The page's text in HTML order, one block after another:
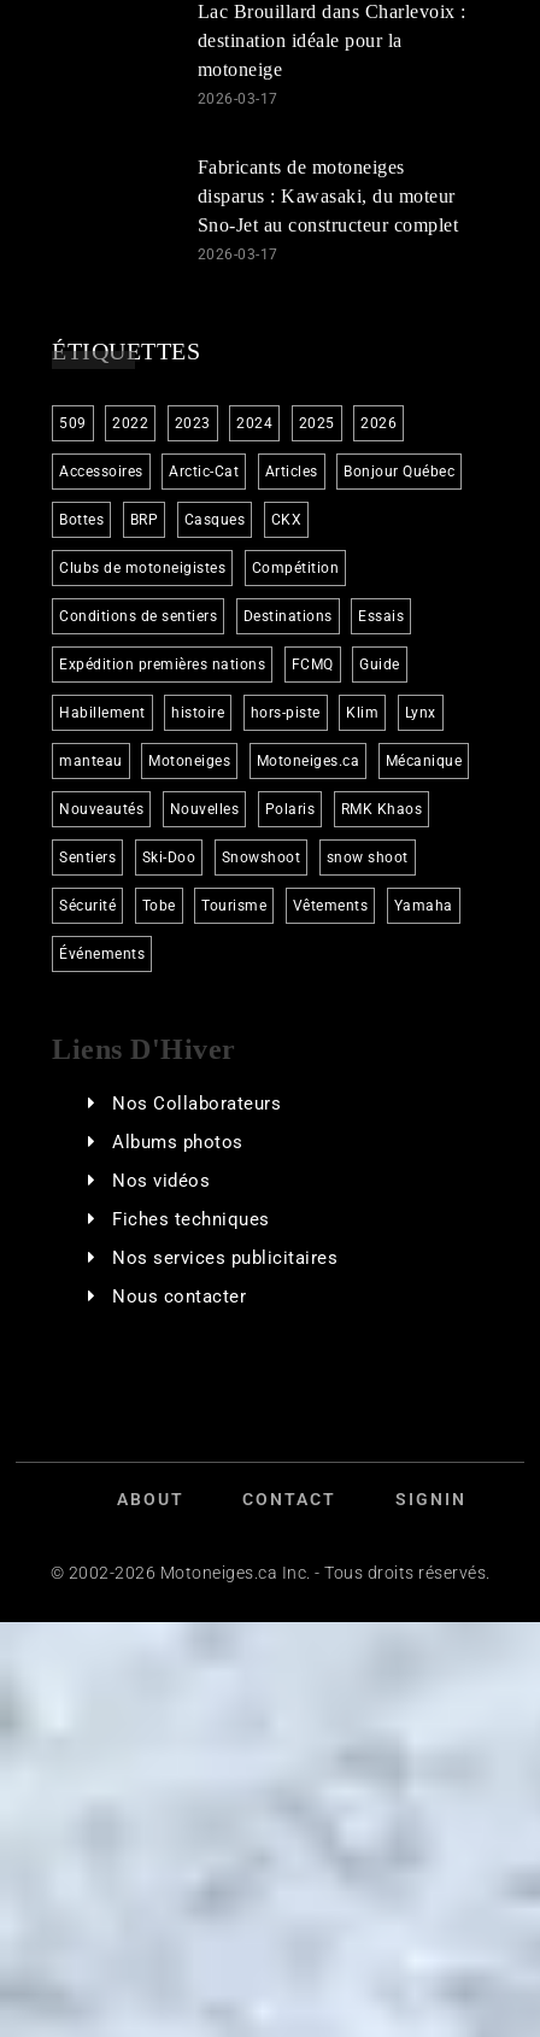
Lac Brouillard dans Charlevoix :
destination idéale pour la
motoneige
2026-03-17
Fabricants de motoneiges
disparus : Kawasaki, du moteur
Sno-Jet au constructeur complet
2026-03-17
ÉTIQUETTES
509 2022 2023 2024 2025 2026
Accessoires Arctic-Cat Articles Bonjour Québec
Bottes BRP Casques CKX
Clubs de motoneigistes Compétition
Conditions de sentiers Destinations Essais
Expédition premières nations FCMQ Guide
Habillement histoire hors-piste Klim Lynx
manteau Motoneiges Motoneiges.ca Mécanique
Nouveautés Nouvelles Polaris RMK Khaos
Sentiers Ski-Doo Snowshoot snow shoot
Sécurité Tobe Tourisme Vêtements Yamaha
Événements
Liens D'Hiver
Nos Collaborateurs
Albums photos
Nos vidéos
Fiches techniques
Nos services publicitaires
Nous contacter
ABOUT CONTACT SIGNIN
© 2002-2026 Motoneiges.ca Inc. - Tous droits réservés.